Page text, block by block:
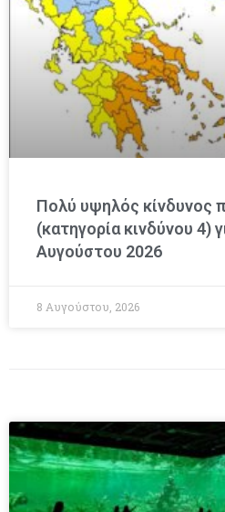
Πολύ υψηλός κίνδυνος
(κατηγορία κινδύνου 4)
Αυγούστου 2026
8 Αυγούστου, 2026